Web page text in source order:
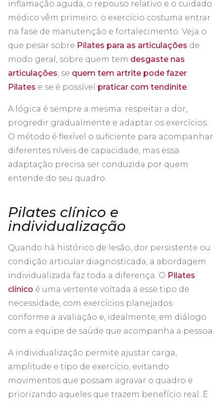
inflamação aguda, o repouso relativo e o cuidado
médico vêm primeiro; o exercício costuma entrar
na fase de manutenção e fortalecimento. Veja o
que pesar sobre Pilates para as articulações de
modo geral, sobre quem tem desgaste nas
articulações, se quem tem artrite pode fazer
Pilates e se é possível praticar com tendinite.
A lógica é sempre a mesma: respeitar a dor,
progredir gradualmente e adaptar os exercícios.
O método é flexível o suficiente para acompanhar
diferentes níveis de capacidade, mas essa
adaptação precisa ser conduzida por quem
entende do seu quadro.
Pilates clínico e
individualização
Quando há histórico de lesão, dor persistente ou
condição articular diagnosticada, a abordagem
individualizada faz toda a diferença. O Pilates
clínico é uma vertente voltada a esse tipo de
necessidade, com exercícios planejados
conforme a avaliação e, idealmente, em diálogo
com a equipe de saúde que acompanha a pessoa.
A individualização permite ajustar carga,
amplitude e tipo de exercício, evitando
movimentos que possam agravar o quadro e
priorizando aqueles que trazem benefício real. É